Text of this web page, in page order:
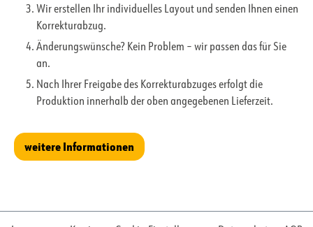
Wir erstellen Ihr individuelles Layout und senden Ihnen einen
Korrekturabzug.
Änderungswünsche? Kein Problem – wir passen das für Sie
an.
Nach Ihrer Freigabe des Korrekturabzuges erfolgt die
Produktion innerhalb der oben angegebenen Lieferzeit.
weitere Informationen